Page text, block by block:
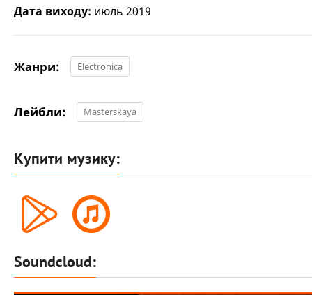
Дата виходу: июль 2019
Жанри: Electronica
Лейбли: Masterskaya
Купити музику:
Soundcloud: